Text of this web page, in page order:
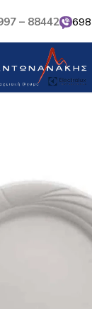
– 88442
Είδη/ Πιάτα